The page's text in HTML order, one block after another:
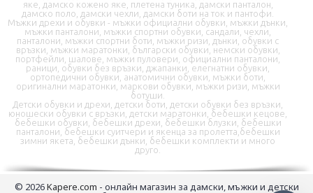
яке, дамско кожено яке, плетена туника, дамски панталон,
дамско поло, дамски чехли, дамски боти на ток и пантофи.
Мъжки дрехи и обувки - мъжки официални обувки, мъжки дънки,
мъжки панталони, мъжки спортни обувки, сандали, чехли,
панталони, мъжки спортни боти, мъжки ризи, дънки, обувки с
връзки, мъжки маратонки, български обувки, немски обувки,
портфейли, шалове, мъжки пуловери, официални панталони,
раници, обувки без връзки, джапанки, елегнатни обувки,
ортопедични обувки, анатомични обувки, мъжки боти,
оригинални маратонки, маркови обувки, мъжки ризи, мъжки
ботуши.
Детски обувки и дрехи, детски боти, детски обувки без връзки,
юношески обувки с връзки, детски маратонки, бебешки кецове,
бебешки обувки, бебешки дрехи, бебешки блузки, бебешки
панталони, бебешки суитчери и якенца за пролетта,бебешки
зимни якета, бебешки дънки, бебешки комплекти и много
друго.
© 2026Kapere.com - онлайн магазин за дамски, мъжки и детски
❓ Въпроси и отговори
✉️ Контактна форма